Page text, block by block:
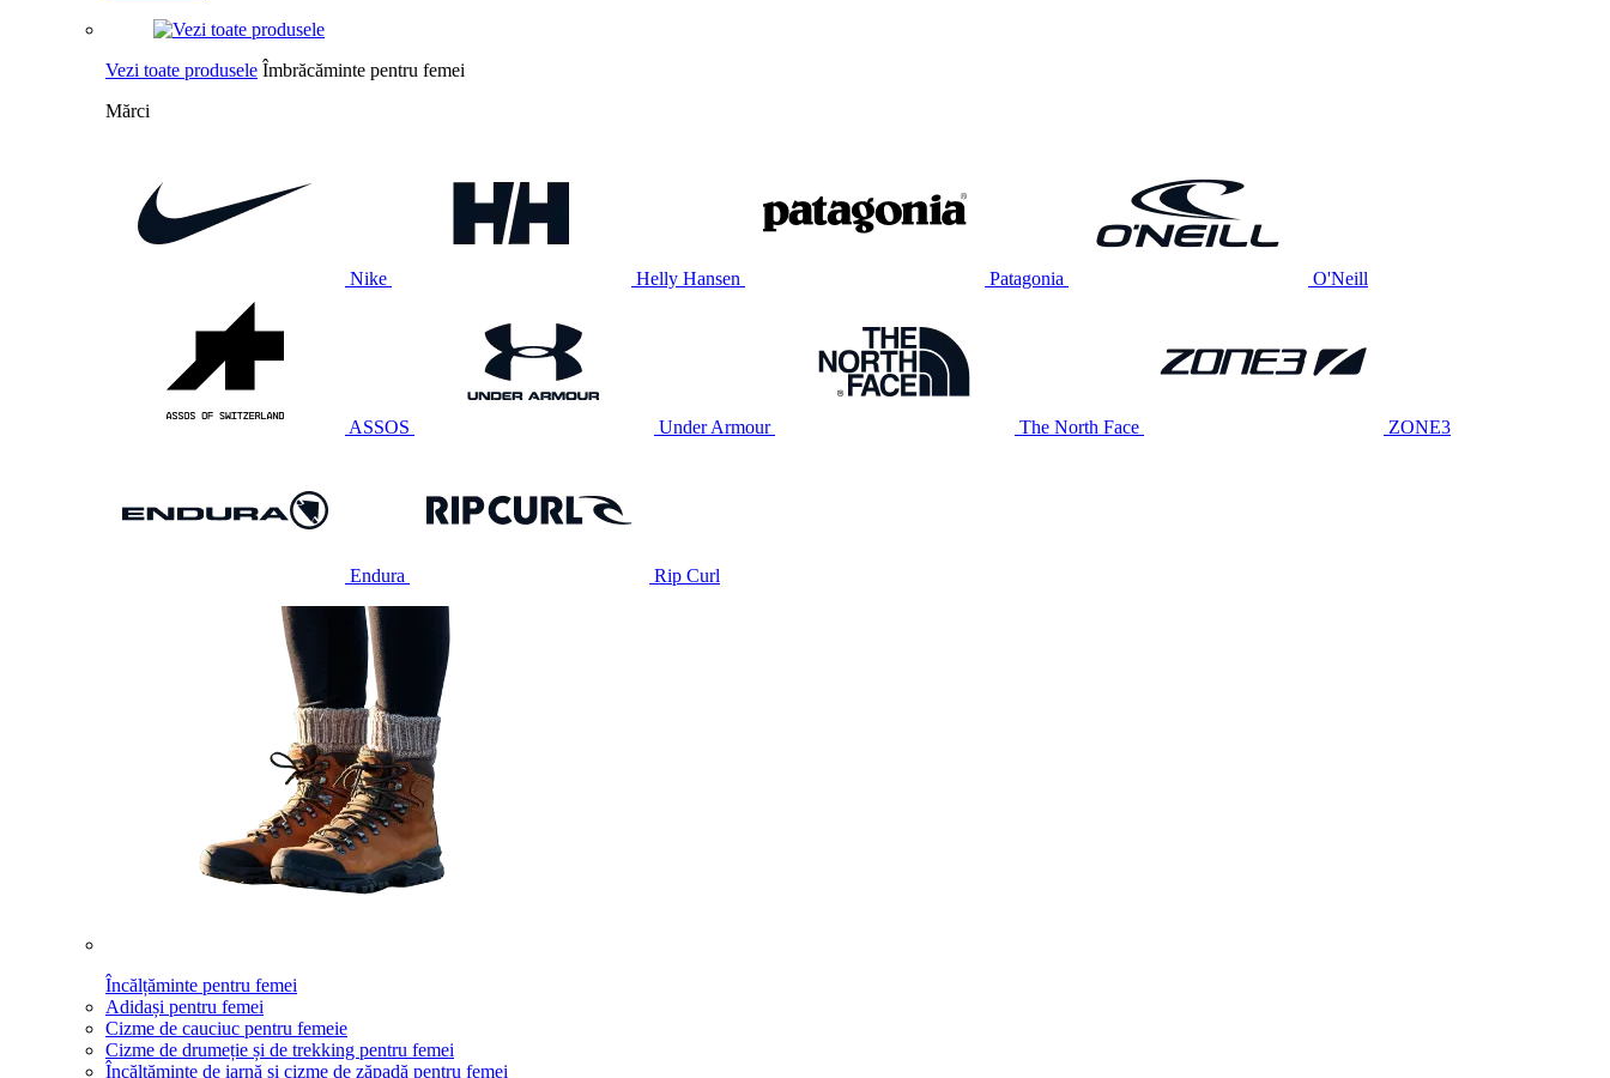
Vezi toate produsele Îmbrăcăminte pentru femei
Mărci
Nike Helly Hansen Patagonia O'Neill
ASSOS Under Armour The North Face ZONE3
Endura Rip Curl
Încălțăminte pentru femei
Adidași pentru femei
Cizme de cauciuc pentru femeie
Cizme de drumeție și de trekking pentru femei
Încălțăminte de iarnă și cizme de zăpadă pentru femei